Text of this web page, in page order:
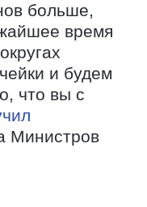
больше,
время
и будем
что вы с
Министров